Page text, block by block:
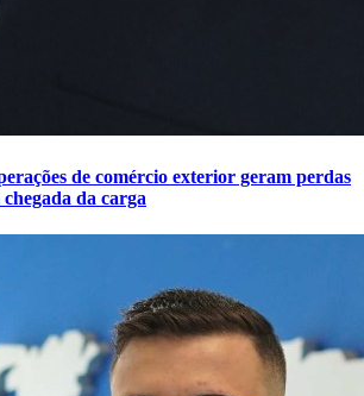
de comércio exterior geram perdas
da carga